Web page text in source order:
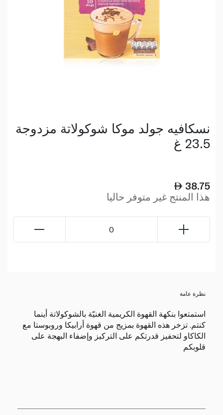
نسكافيه جولد موكا شوكولاتة مزدوجة
23.5 غ
38.75
هذا المنتج غير متوفر حاليا
0
نظرة عامة
استمتعوا بنكهة القهوة الكريمية الغنيّة بالشوكولاتة أينما
كنتم. تزخر هذه القهوة بمزيج من قهوة أرابيكا وروبوستا مع
الكاكاو لتحفيز قدرتكم على التركيز وإضفاء البهجة على
قلوبكم